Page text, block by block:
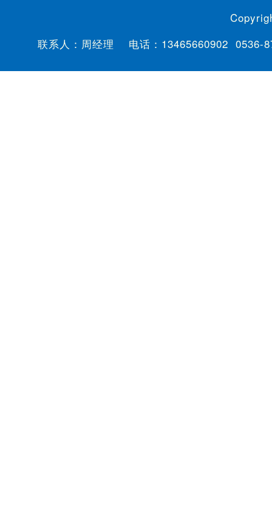
联系人：周经理 电话： 13465660902 0536-